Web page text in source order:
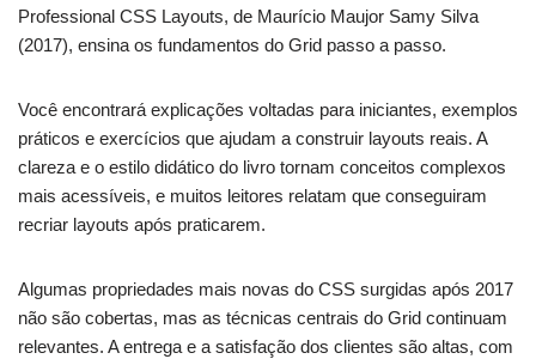
Professional CSS Layouts, de Maurício Maujor Samy Silva
(2017), ensina os fundamentos do Grid passo a passo.
Você encontrará explicações voltadas para iniciantes, exemplos
práticos e exercícios que ajudam a construir layouts reais. A
clareza e o estilo didático do livro tornam conceitos complexos
mais acessíveis, e muitos leitores relatam que conseguiram
recriar layouts após praticarem.
Algumas propriedades mais novas do CSS surgidas após 2017
não são cobertas, mas as técnicas centrais do Grid continuam
relevantes. A entrega e a satisfação dos clientes são altas, com